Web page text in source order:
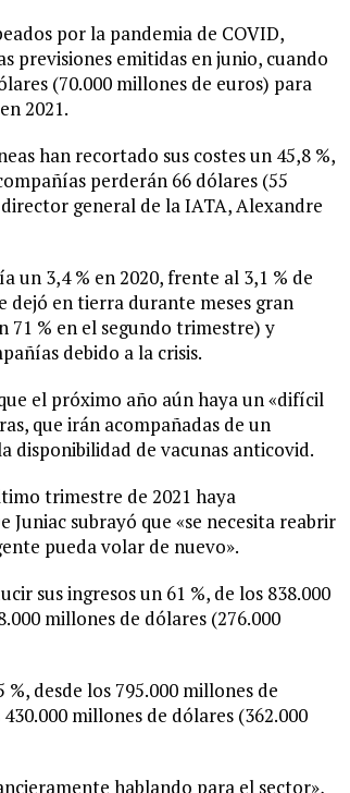
por la pandemia de COVID,
previsiones emitidas en junio, cuando
(70.000 millones de euros) para
2021.
han recortado sus costes un 45,8 %,
perderán 66 dólares (55
general de la IATA, Alexandre
un 3,4 % en 2020, frente al 3,1 % de
dejó en tierra durante meses gran
71 % en el segundo trimestre) y
debido a la crisis.
el próximo año aún haya un «difícil
que irán acompañadas de un
disponibilidad de vacunas anticovid.
trimestre de 2021 haya
Juniac subrayó que «se necesita reabrir
pueda volar de nuevo».
sus ingresos un 61 %, de los 838.000
millones de dólares (276.000
desde los 795.000 millones de
millones de dólares (362.000
hablando para el sector»,